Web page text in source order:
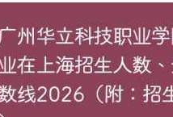
分，全市位次72040名。
录取分数线及位次如下：
分，位次45354。